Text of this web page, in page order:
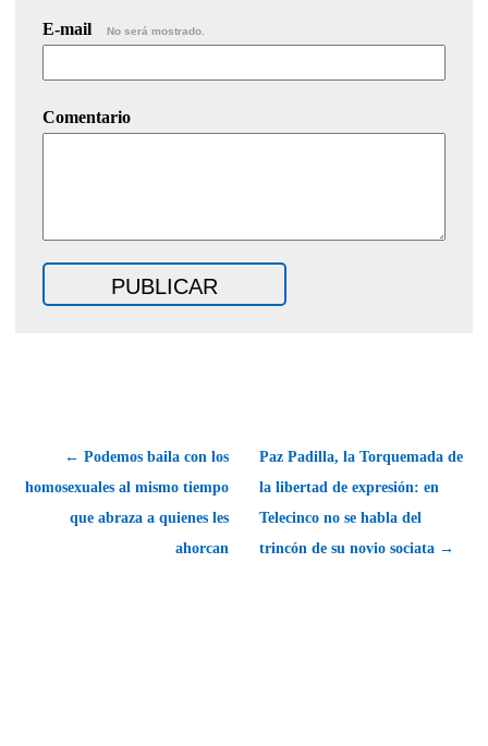
E-mail No será mostrado.
Comentario
← Podemos baila con los
homosexuales al mismo tiempo
que abraza a quienes les
ahorcan
Paz Padilla, la Torquemada de
la libertad de expresión: en
Telecinco no se habla del
trincón de su novio sociata →